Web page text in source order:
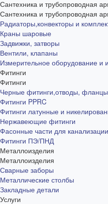
Сантехника и трубопроводная
Сантехника и трубопроводная
Радиаторы,конвекторы и
Краны шаровые
Задвижки, затворы
Вентили, клапаны
Измерительное оборудование и
Фитинги
Фитинги
Черные фитинги,отводы,
Фитинги PPRC
Фитинги латунные и
Нержавеющие фитинги
Фасонные части для канализации
Фитинги ПЭ/ПНД
Металлоизделия
Металлоизделия
Сварные заборы
Металлические столбы
Закладные детали
Услуги